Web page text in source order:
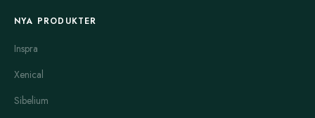
NYA PRODUKTER
Inspra
Xenical
Sibelium